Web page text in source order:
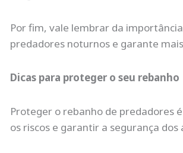
Por fim, vale lembrar da
predadores noturnos e garante
Dicas para proteger o seu rebanho
Proteger o rebanho de predadores
os riscos e garantir a segurança dos